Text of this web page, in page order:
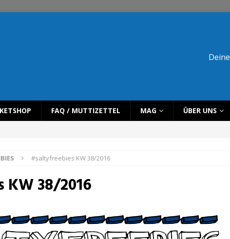
Deine
FAQ / MUTTIZETTEL MAG ÜBER UNS
#saltyfreebies KW 38/2016
38/2016